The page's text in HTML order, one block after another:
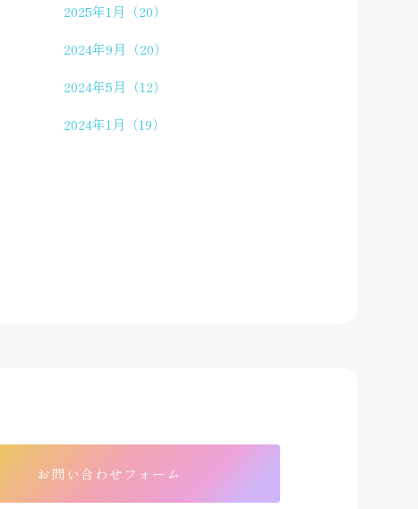
2025年1月（20）
2024年9月（20）
2024年5月（12）
2024年1月（19）
お問い合わせフォーム